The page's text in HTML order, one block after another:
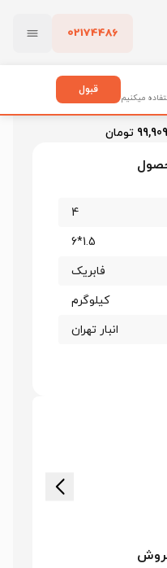
02174486
پاک کردن
ورق سیاه فابریک فولاد مبارکه st37 ضخامت
99,909 تومان
4
1.5*6
فابریک
کیلوگرم
انبار تهران
میکنیم
قبول